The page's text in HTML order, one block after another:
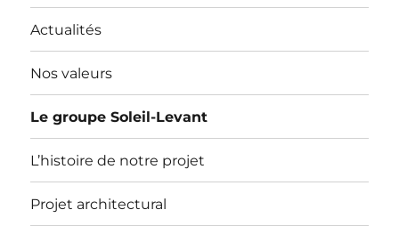
Actualités
Nos valeurs
Le groupe Soleil-Levant
L’histoire de notre projet
Projet architectural